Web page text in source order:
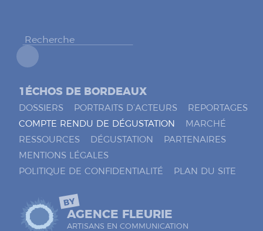
1ÉCHOS DE BORDEAUX
DOSSIERS PORTRAITS D’ACTEURS
REPORTAGES
COMPTE RENDU DE DÉGUSTATION
MARCHÉ
RESSOURCES
DÉGUSTATION
PARTENAIRES
MENTIONS LÉGALES
POLITIQUE DE CONFIDENTIALITÉ
PLAN DU SITE
BY
AGENCE FLEURIE
ARTISANS EN COMMUNICATION